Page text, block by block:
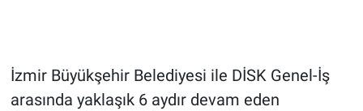
İzmir Büyükşehir Belediyesi ile DİSK Genel-İş
arasında yaklaşık 6 aydır devam eden
İlan